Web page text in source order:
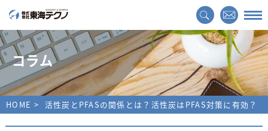
コラム
HOME 活性炭とPFASの関係とは？活性炭はPFAS対策に有効？